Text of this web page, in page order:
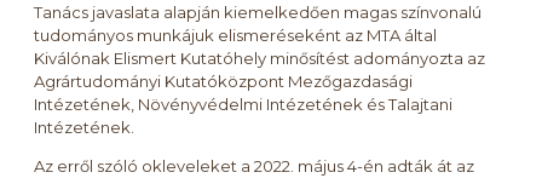
Tanács javaslata alapján kiemelkedően magas színvonalú
tudományos munkájuk elismeréseként az MTA által
Kiválónak Elismert Kutatóhely minősítést adományozta az
Agrártudományi Kutatóközpont Mezőgazdasági
Intézetének, Növényvédelmi Intézetének és Talajtani
Intézetének.
Az erről szóló okleveleket a 2022. május 4-én adták át az